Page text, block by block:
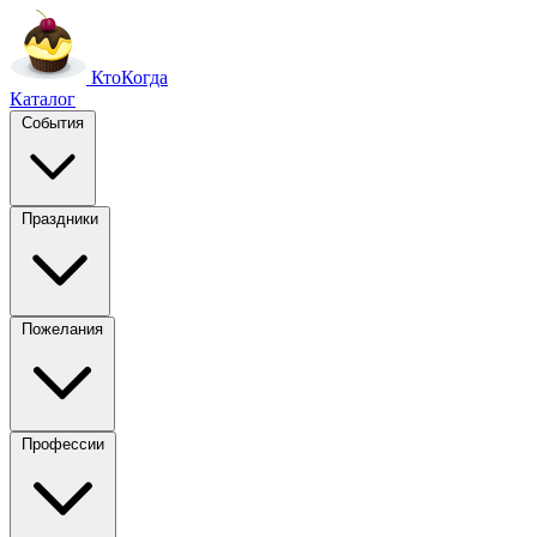
КтоКогда
Каталог
События
Праздники
Пожелания
Профессии